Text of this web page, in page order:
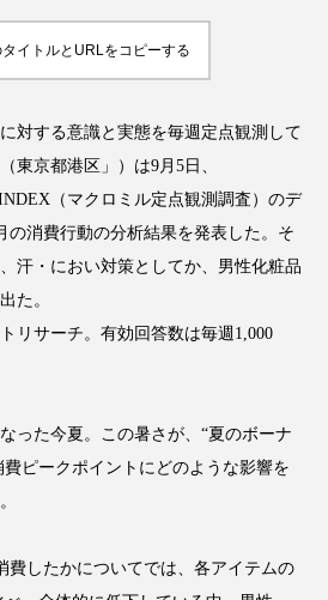
BeautyTech ChatGPT
SaaS SNS
サンチン
アンチソリチュード
アワード2025受賞商品
ウェルネス
オーガニック オゾン
イトルとURLをコピーする
対する意識と実態を毎週定点観測して
東京都港区」）は9月5日、
（マクロミル定点観測調査）のデ
の消費行動の分析結果を発表した。そ
汗・におい対策としてか、男性化粧品
た。
リサーチ。有効回答数は毎週1,000
った今夏。この暑さが、“夏のボーナ
費ピークポイントにどのような影響を
費したかについてでは、各アイテムの